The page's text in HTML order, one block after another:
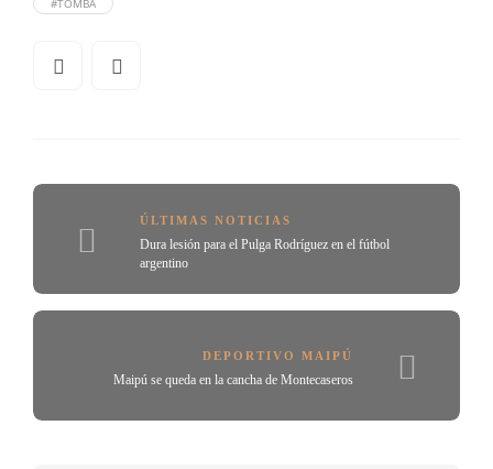
#TOMBA
ÚLTIMAS NOTICIAS
Dura lesión para el Pulga Rodríguez en el fútbol
argentino
DEPORTIVO MAIPÚ
Maipú se queda en la cancha de Montecaseros